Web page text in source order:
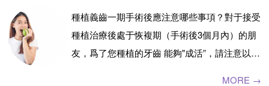
種植義齒一期手術後應注意哪些事項？對于接受
種植治療後處于恢複期（手術後3個月內）的朋
友，爲了您種植的牙齒 能夠"成活”，請注意以下
MORE →